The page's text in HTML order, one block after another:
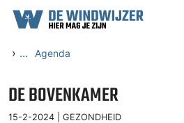
Ga naar content
› ... Agenda
DE BOVENKAMER
15-2-2024 | GEZONDHEID